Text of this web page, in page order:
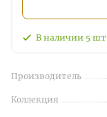
В наличии 5 шт
Производитель
Коллекция